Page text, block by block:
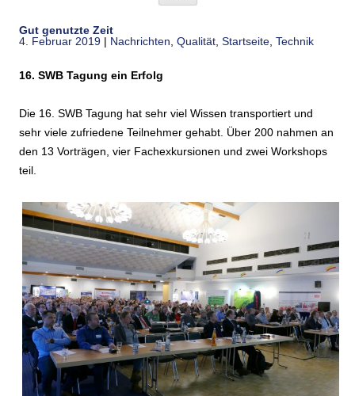
Gut genutzte Zeit
4. Februar 2019 | Nachrichten Qualität Startseite Technik
16. SWB Tagung ein Erfolg
Die 16. SWB Tagung hat sehr viel Wissen transportiert und
sehr viele zufriedene Teilnehmer gehabt. Über 200 nahmen an
den 13 Vorträgen, vier Fachexkursionen und zwei Workshops
teil.